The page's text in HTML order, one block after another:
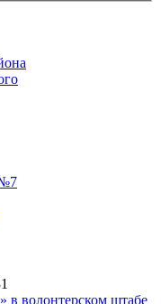
в волонтерском штабе